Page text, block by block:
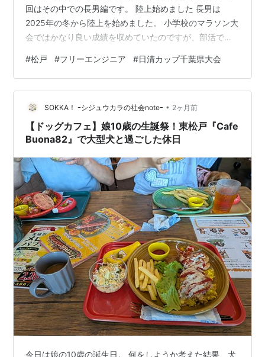
回はその中での長男編です。 陸上始めました 長男は
2025年の冬から陸上を始めました。 小学校のマラソン大
会ではかなり良い成績を収めていたのですが、部活でラ
ームに入る事になりました。 ちなみにきっかけはChatAI
『松戸の長距離専門のクラブチーム教えて！』 そこで出
てきたクラブチームに体験参加して、その日のうちに即
決で入りました。 日清食品カップ千葉県大会！ そんな長
男が陸上を始めて２回目の大会となる日清食品カップ千
葉県大会に参加してきま…
#松戸 #フリーエンジニア #日清カップ千葉県大会
SOKKA！ ｰシジュウカラの社会noteｰ • 2ヶ月前
【ドッグカフェ】娘10歳の生誕祭！東松戸『Cafe
Buona82』で大型犬と過ごした休日
今日は娘の10歳の誕生日。 何をしようか考えた結果、犬